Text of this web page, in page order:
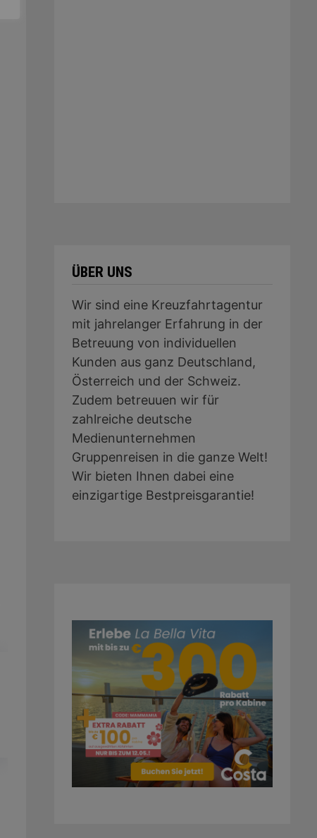
ÜBER UNS
Wir sind eine Kreuzfahrtagentur
mit jahrelanger Erfahrung in der
Betreuung von individuellen
Kunden aus ganz Deutschland,
Österreich und der Schweiz.
Zudem betreuuen wir für
zahlreiche deutsche
Medienunternehmen
Gruppenreisen in die ganze Welt!
Wir bieten Ihnen dabei eine
einzigartige Bestpreisgarantie!